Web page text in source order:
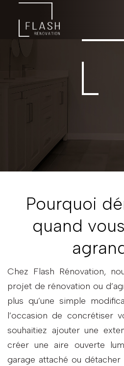
Pourquoi
quand
Chez Flash Rénovation,
projet de rénovation ou
plus qu’une simple
l’occasion de concrétiser
souhaitiez ajouter une
créer une aire ouverte
garage attaché ou